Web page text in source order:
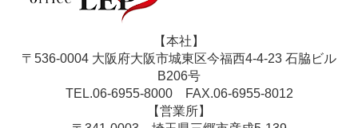
【本社】
〒536-0004 大阪府大阪市城東区今福西4-4-23 石脇ビル
B206号
TEL.06-6955-8000FAX.06-6955-8012
【営業所】